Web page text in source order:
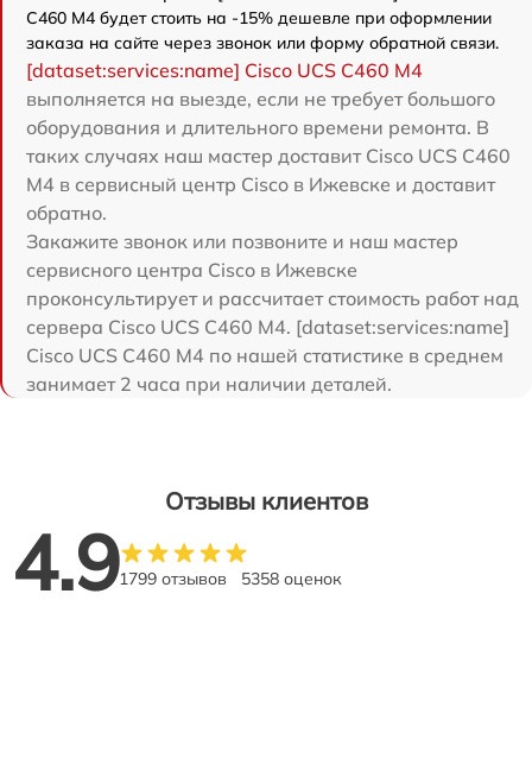
C460 M4 будет стоить на -15% дешевле при оформлении
заказа на сайте через звонок или форму обратной связи.
[dataset:services:name] Cisco UCS C460 M4
выполняется на выезде, если не требует большого
оборудования и длительного времени ремонта. В
таких случаях наш мастер доставит Cisco UCS C460
M4 в сервисный центр Cisco в Ижевске и доставит
обратно.
Закажите звонок или позвоните и наш мастер
сервисного центра Cisco в Ижевске
проконсультирует и рассчитает стоимость работ над
сервера Cisco UCS C460 M4. [dataset:services:name]
Cisco UCS C460 M4 по нашей статистике в среднем
занимает 2 часа при наличии деталей.
Отзывы клиентов
4.91799 отзывов 5358 оценок